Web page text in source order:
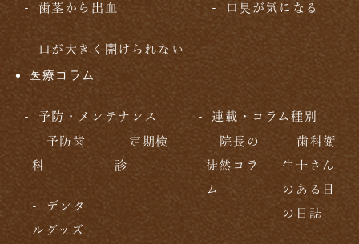
歯茎から出血 口臭が気になる
口が大きく開けられない
医療コラム
予防・メンテナンス
予防歯
科
定期検
診
デンタ
ルグッズ
連載・コラム種別
院長の
徒然コラ
ム
歯科衛
生士さん
のある日
の日誌